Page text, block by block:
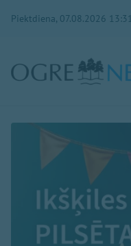
Piektdiena, 07.08.2026 13:31